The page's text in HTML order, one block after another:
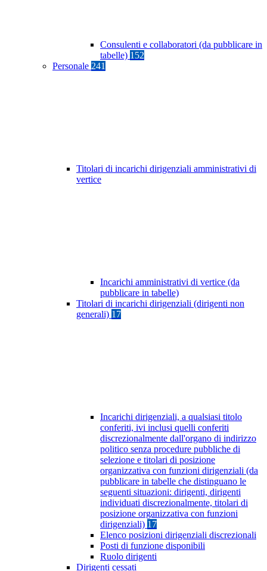
Consulenti e collaboratori (da pubblicare in
tabelle) 152
Personale 241
Titolari di incarichi dirigenziali amministrativi di
vertice
Incarichi amministrativi di vertice (da
pubblicare in tabelle)
Titolari di incarichi dirigenziali (dirigenti non
generali) 17
Incarichi dirigenziali, a qualsiasi titolo
conferiti, ivi inclusi quelli conferiti
discrezionalmente dall'organo di indirizzo
politico senza procedure pubbliche di
selezione e titolari di posizione
organizzativa con funzioni dirigenziali (da
pubblicare in tabelle che distinguano le
seguenti situazioni: dirigenti, dirigenti
individuati discrezionalmente, titolari di
posizione organizzativa con funzioni
dirigenziali) 17
Elenco posizioni dirigenziali discrezionali
Posti di funzione disponibili
Ruolo dirigenti
Dirigenti cessati